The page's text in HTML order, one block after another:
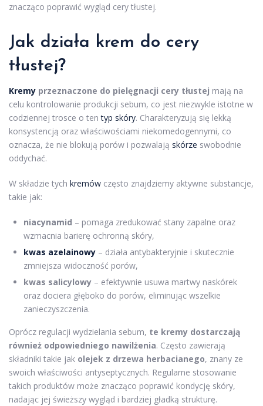
znacząco poprawić wygląd cery tłustej.
Jak działa krem do cery
tłustej?
Kremy przeznaczone do pielęgnacji cery tłustej mają na
celu kontrolowanie produkcji sebum, co jest niezwykle istotne w
codziennej trosce o tentyp skóry. Charakteryzują się lekką
konsystencją oraz właściwościami niekomedogennymi, co
oznacza, że nie blokują porów i pozwalają skórze swobodnie
oddychać.
W składzie tych kremów często znajdziemy aktywne substancje,
takie jak:
niacynamid – pomaga zredukować stany zapalne oraz
wzmacnia barierę ochronną skóry,
kwas azelainowy – działa antybakteryjnie i skutecznie
zmniejsza widoczność porów,
kwas salicylowy – efektywnie usuwa martwy naskórek
oraz dociera głęboko do porów, eliminując wszelkie
zanieczyszczenia.
Oprócz regulacji wydzielania sebum, te kremy dostarczają
również odpowiedniego nawilżenia. Często zawierają
składniki takie jak olejek z drzewa herbacianego, znany ze
swoich właściwości antyseptycznych. Regularne stosowanie
takich produktów może znacząco poprawić kondycję skóry,
nadając jej świeższy wygląd i bardziej gładką strukturę.